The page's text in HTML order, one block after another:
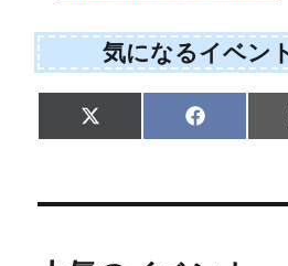
気になるイベン
Share
on
X
(
t
Share
on
F
a
o